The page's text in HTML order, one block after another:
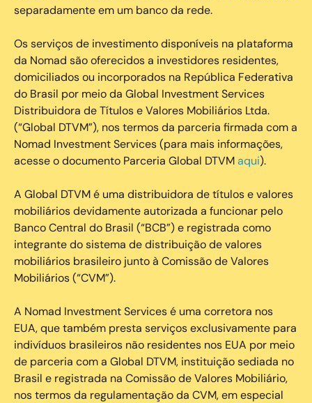
separadamente em um banco da rede.
Os serviços de investimento disponíveis na plataforma
da Nomad são oferecidos a investidores residentes,
domiciliados ou incorporados na República Federativa
do Brasil por meio da Global Investment Services
Distribuidora de Títulos e Valores Mobiliários Ltda.
(“Global DTVM”), nos termos da parceria firmada com a
Nomad Investment Services (para mais informações,
acesse o documento Parceria Global DTVMaqui).
A Global DTVM é uma distribuidora de títulos e valores
mobiliários devidamente autorizada a funcionar pelo
Banco Central do Brasil (“BCB”) e registrada como
integrante do sistema de distribuição de valores
mobiliários brasileiro junto à Comissão de Valores
Mobiliários (“CVM”).
‍A Nomad Investment Services é uma corretora nos
EUA, que também presta serviços exclusivamente para
indivíduos brasileiros não residentes nos EUA por meio
de parceria com a Global DTVM, instituição sediada no
Brasil e registrada na Comissão de Valores Mobiliário,
nos termos da regulamentação da CVM, em especial